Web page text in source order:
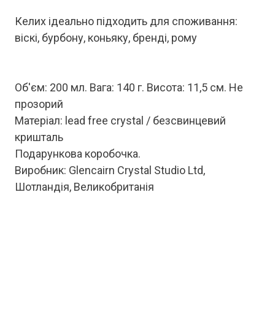
Келих ідеально підходить для споживання:
віскі, бурбону, коньяку, бренді, рому
Об'єм: 200 мл. Вага: 140 г. Висота: 11,5 см. Не
прозорий
Матеріал: lead free crystal / безсвинцевий
кришталь
Подарункова коробочка.
Виробник: Glencairn Crystal Studio Ltd,
Шотландія, Великобританія